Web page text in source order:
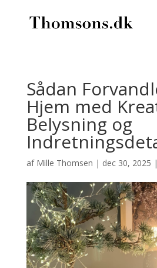
Sådan
Hjem med
Belysning og
af Mille Thomsen | dec 30, 2025 |